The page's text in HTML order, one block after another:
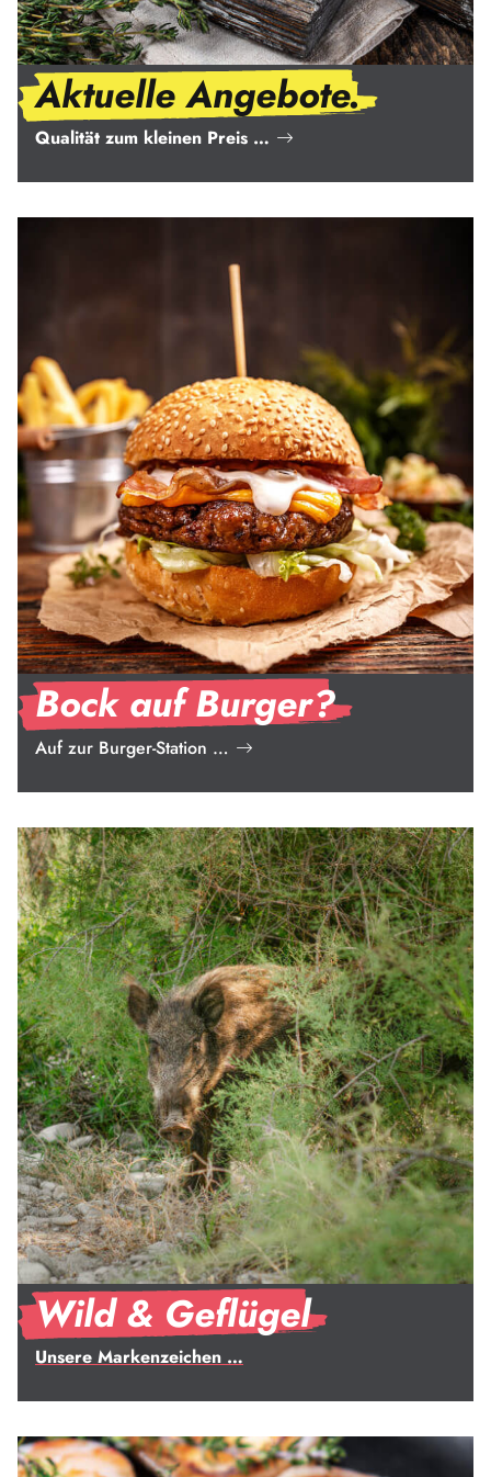
Aktuelle Angebote.
Qualität zum kleinen Preis …
Bock auf Burger?
Auf zur Burger-Station …
Wild & Geflügel
Unsere Markenzeichen …